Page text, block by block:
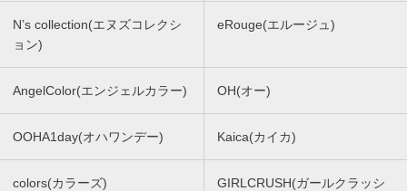
N’s collection(エヌズコレクシ
ョン)
eRouge(エルージュ)
AngelColor(エンジェルカラー) OH(オー)
OOHA1day(オハワンデー) Kaica(カイカ)
colors(カラーズ)
GIRLCRUSH(ガールクラッシ